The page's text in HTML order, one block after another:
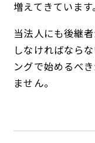
増えてきています。
当法人にも後継
しなければなら
ングで始めるべ
ません。